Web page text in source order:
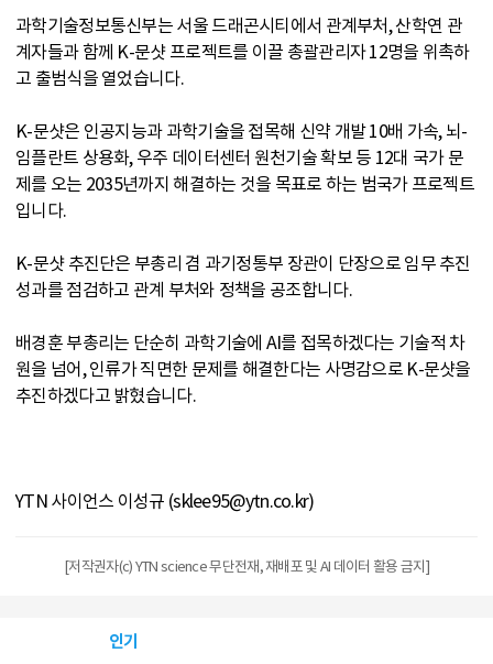
과학기술정보통신부는 서울 드래곤시티에서 관계부처, 산학연 관
계자들과 함께 K-문샷 프로젝트를 이끌 총괄관리자 12명을 위촉하
고 출범식을 열었습니다.
K-문샷은 인공지능과 과학기술을 접목해 신약 개발 10배 가속, 뇌-
임플란트 상용화, 우주 데이터센터 원천기술 확보 등 12대 국가 문
제를 오는 2035년까지 해결하는 것을 목표로 하는 범국가 프로젝트
입니다.
K-문샷 추진단은 부총리 겸 과기정통부 장관이 단장으로 임무 추진
성과를 점검하고 관계 부처와 정책을 공조합니다.
배경훈 부총리는 단순히 과학기술에 AI를 접목하겠다는 기술적 차
원을 넘어, 인류가 직면한 문제를 해결한다는 사명감으로 K-문샷을
추진하겠다고 밝혔습니다.
YTN 사이언스 이성규 (sklee95@ytn.co.kr)
[저작권자(c) YTN science 무단전재, 재배포 및 AI 데이터 활용 금지]
인기